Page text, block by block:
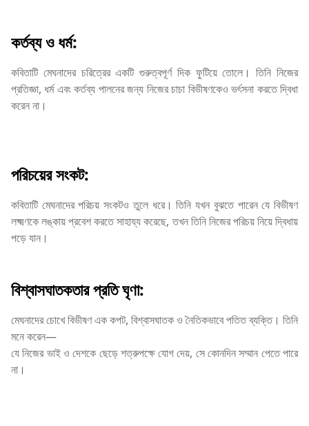
কর্তব্য ও ধর্ম:
কবিতাটি মেঘনাদের চরিত্রের একটি গুরুত্বপূর্ণ দিক ফুটিয়ে তোলে। তিনি নিজের
প্রতিজ্ঞা, ধর্ম এবং কর্তব্য পালনের জন্য নিজের চাচা বিভীষণকেও ভর্ৎসনা করতে দ্বিধা
করেন না।
পরিচয়ের সংকট:
কবিতাটি মেঘনাদের পরিচয় সংকটও তুলে ধরে। তিনি যখন বুঝতে পারেন যে বিভীষণ
লক্ষ্মণকে লঙ্কায় প্রবেশ করতে সাহায্য করেছে, তখন তিনি নিজের পরিচয় নিয়ে দ্বিধায়
পড়ে যান।
বিশ্বাসঘাতকতার প্রতি ঘৃণা:
মেঘনাদের চোখে বিভীষণ এক কপট, বিশ্বাসঘাতক ও নৈতিকভাবে পতিত ব্যক্তি। তিনি
মনে করেন—
যে নিজের ভাই ও দেশকে ছেড়ে শত্রুপক্ষে যোগ দেয়, সে কোনদিন সম্মান পেতে পারে
না।